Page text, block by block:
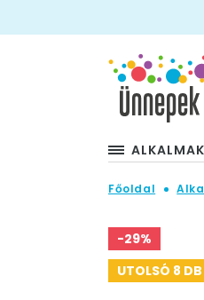
Főoldal
-29%
UTOLSÓ 8 DB